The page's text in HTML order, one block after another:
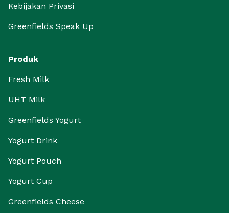
Kebijakan Privasi
Greenfields Speak Up
Produk
Fresh Milk
UHT Milk
Greenfields Yogurt
Yogurt Drink
Yogurt Pouch
Yogurt Cup
Greenfields Cheese